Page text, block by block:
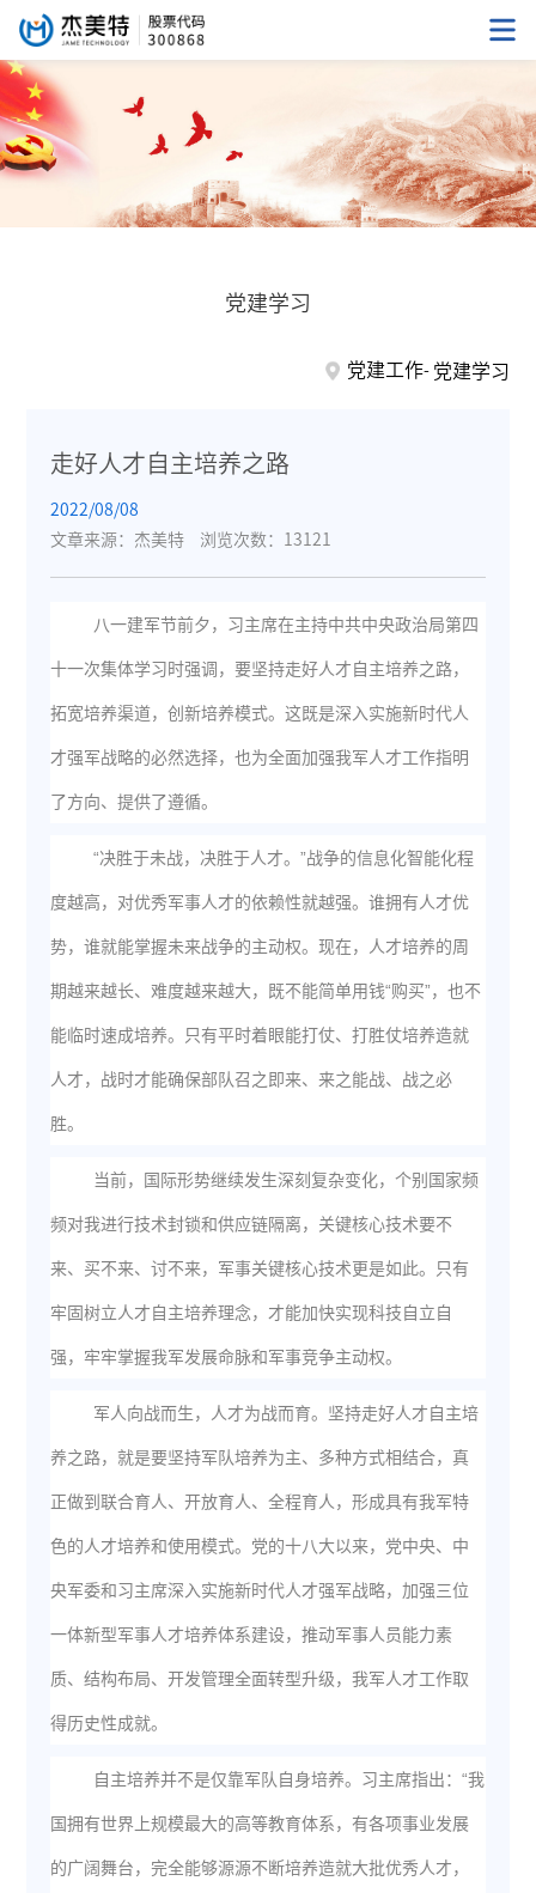
党建学习
党建工作 党建学习
走好人才自主培养之路
2022/08/08
文章来源：杰美特
浏览次数：13121
八一建军节前夕，习主席在主持中共中央政治局第四
十一次集体学习时强调，要坚持走好人才自主培养之路，
拓宽培养渠道，创新培养模式。这既是深入实施新时代人
才强军战略的必然选择，也为全面加强我军人才工作指明
了方向、提供了遵循。
“决胜于未战，决胜于人才。”战争的信息化智能化程
度越高，对优秀军事人才的依赖性就越强。谁拥有人才优
势，谁就能掌握未来战争的主动权。现在，人才培养的周
期越来越长、难度越来越大，既不能简单用钱“购买”，也不
能临时速成培养。只有平时着眼能打仗、打胜仗培养造就
人才，战时才能确保部队召之即来、来之能战、战之必
胜。
当前，国际形势继续发生深刻复杂变化，个别国家频
频对我进行技术封锁和供应链隔离，关键核心技术要不
来、买不来、讨不来，军事关键核心技术更是如此。只有
牢固树立人才自主培养理念，才能加快实现科技自立自
强，牢牢掌握我军发展命脉和军事竞争主动权。
军人向战而生，人才为战而育。坚持走好人才自主培
养之路，就是要坚持军队培养为主、多种方式相结合，真
正做到联合育人、开放育人、全程育人，形成具有我军特
色的人才培养和使用模式。党的十八大以来，党中央、中
央军委和习主席深入实施新时代人才强军战略，加强三位
一体新型军事人才培养体系建设，推动军事人员能力素
质、结构布局、开发管理全面转型升级，我军人才工作取
得历史性成就。
自主培养并不是仅靠军队自身培养。习主席指出：“我
国拥有世界上规模最大的高等教育体系，有各项事业发展
的广阔舞台，完全能够源源不断培养造就大批优秀人才，